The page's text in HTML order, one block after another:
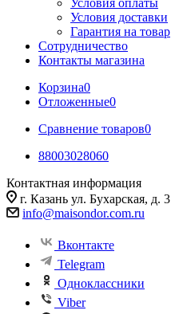
Условия оплаты
Условия доставки
Гарантия на товар
Сотрудничество
Контакты магазина
Корзина0
Отложенные0
Сравнение товаров0
88003028060
Контактная информация
г. Казань ул. Бухарская, д. 3
info@maisondor.com.ru
Вконтакте
Telegram
Одноклассники
Viber